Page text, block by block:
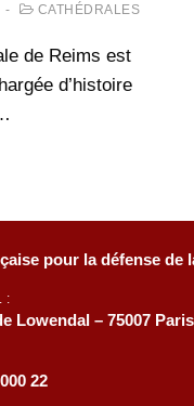
- CATHÉDRALES
de Reims est
d’histoire
pour la défense de
:
Lowendal – 75007 Paris
22